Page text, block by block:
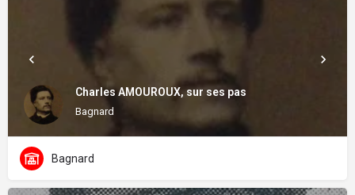
Charles AMOUROUX, sur ses pas
Bagnard
Bagnard